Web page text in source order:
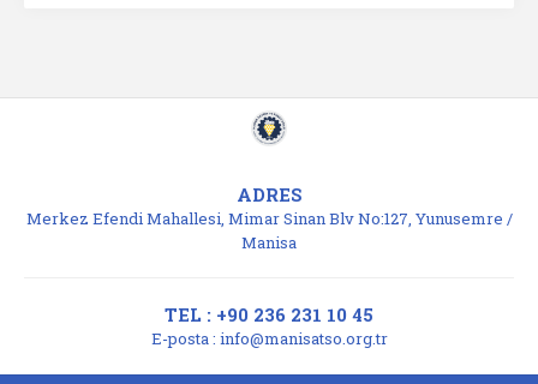
ADRES
Merkez Efendi Mahallesi, Mimar Sinan Blv No:127, Yunusemre /
Manisa
TEL : +90 236 231 10 45
E-posta : info@manisatso.org.tr